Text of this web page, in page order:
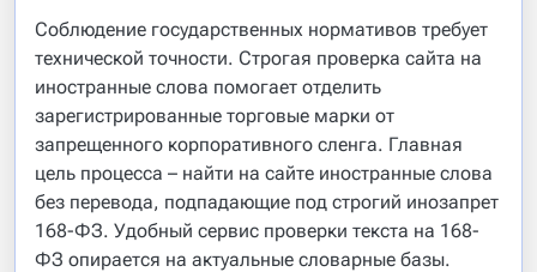
Соблюдение государственных нормативов требует
технической точности. Строгая проверка сайта на
иностранные слова помогает отделить
зарегистрированные торговые марки от
запрещенного корпоративного сленга. Главная
цель процесса – найти на сайте иностранные слова
без перевода, подпадающие под строгий инозапрет
168-ФЗ. Удобный сервис проверки текста на 168-
ФЗ опирается на актуальные словарные базы.